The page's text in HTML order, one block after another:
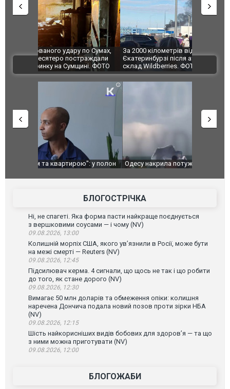
За 2000 кілометрів від кордону з Україною: в
Єкатеринбурзі після атаки дронів загорівся
склад Wildberries. ФОТО. ВІДЕО
"Мої
ВІДЕО
Одесу накрила потужна злива з градом та
ураганним вітром
Вже
БЛОГОСТРІЧКА
Ні, не спагеті. Яка форма пасти найкраще поєднується
з вершковими соусами — і чому (NV)
09.08.2026, 13:00
Колишній морпіх США, якого ув’язнили в Росії, може бути
на межі смерті — Reuters (NV)
09.08.2026, 12:45
Підсилювач керма. 4 сигнали, що щось не так і що робити
до того, як стане дорого (NV)
09.08.2026, 12:30
Вимагає 50 млн доларів та обмеження опіки: колишня
наречена Дончича подала новий позов проти зірки НБА
(NV)
09.08.2026, 12:15
Шість найкорисніших видів бобових для здоров’я — та що
з ними можна приготувати (NV)
09.08.2026, 12:00
БЛОГОЖАБИ